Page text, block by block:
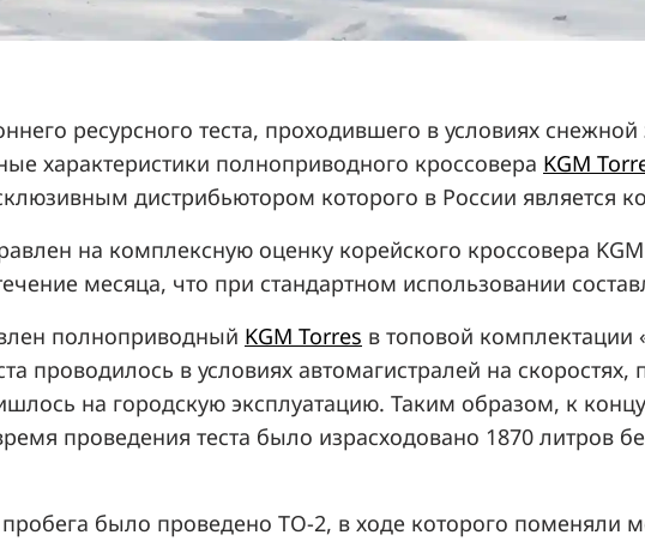
ресурсного теста, проходившего в условиях
характеристики полноприводного кроссовера KGM
дистрибьютором которого в России является
на комплексную оценку корейского кроссовера
месяца, что при стандартном использовании
полноприводный KGM Torres в топовой
проводилось в условиях автомагистралей на
на городскую эксплуатацию. Таким образом, к
проведения теста было израсходовано 1870 литров
было проведено ТО-2, в ходе которого поменяли